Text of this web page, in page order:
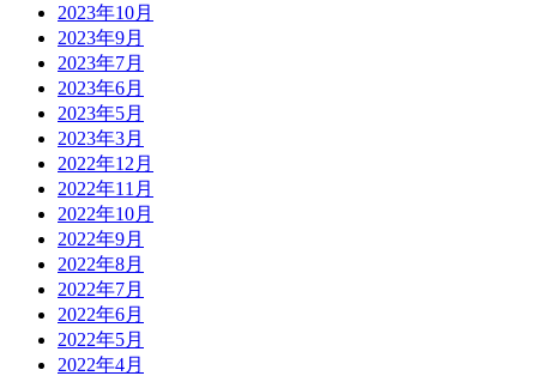
2023年10月
2023年9月
2023年7月
2023年6月
2023年5月
2023年3月
2022年12月
2022年11月
2022年10月
2022年9月
2022年8月
2022年7月
2022年6月
2022年5月
2022年4月